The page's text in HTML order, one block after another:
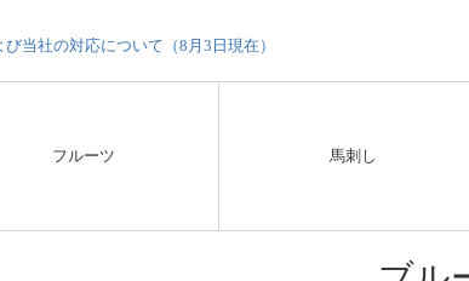
当社の対応について（8月3日現在）
フルーツ 馬刺し